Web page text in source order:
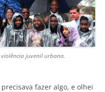
juvenil urbana.
fazer algo, e olhei